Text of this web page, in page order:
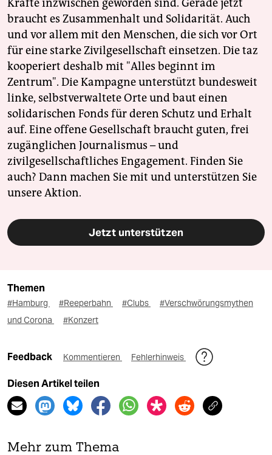
Kräfte inzwischen geworden sind. Gerade jetzt
braucht es Zusammenhalt und Solidarität. Auch
und vor allem mit den Menschen, die sich vor Ort
für eine starke Zivilgesellschaft einsetzen. Die taz
kooperiert deshalb mit "Alles beginnt im
Zentrum". Die Kampagne unterstützt bundesweit
linke, selbstverwaltete Orte und baut einen
solidarischen Fonds für deren Schutz und Erhalt
auf. Eine offene Gesellschaft braucht guten, frei
zugänglichen Journalismus – und
zivilgesellschaftliches Engagement. Finden Sie
auch? Dann machen Sie mit und unterstützen Sie
unsere Aktion.
Jetzt unterstützen
Themen
#Hamburg #Reeperbahn #Clubs
#Verschwörungsmythen
und Corona
#Konzert
Feedback Kommentieren Fehlerhinweis
Diesen Artikel teilen
Mehr zum Thema